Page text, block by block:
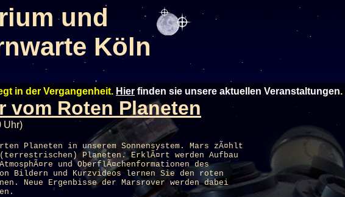
und
Köln
in der Vergangenheit. Hier finden sie unsere aktuellen Veranstaltungen.
vom Roten Planeten
Uhr)
Planeten in unserem Sonnensystem. Mars zÃ¤hlt
Planeten. ErklÃ¤rt werden Aufbau
und OberflÃ¤chenformationen des
Bildern und Kurzvideos lernen Sie den roten
Neue Ergenbisse der Marsrover werden dabei